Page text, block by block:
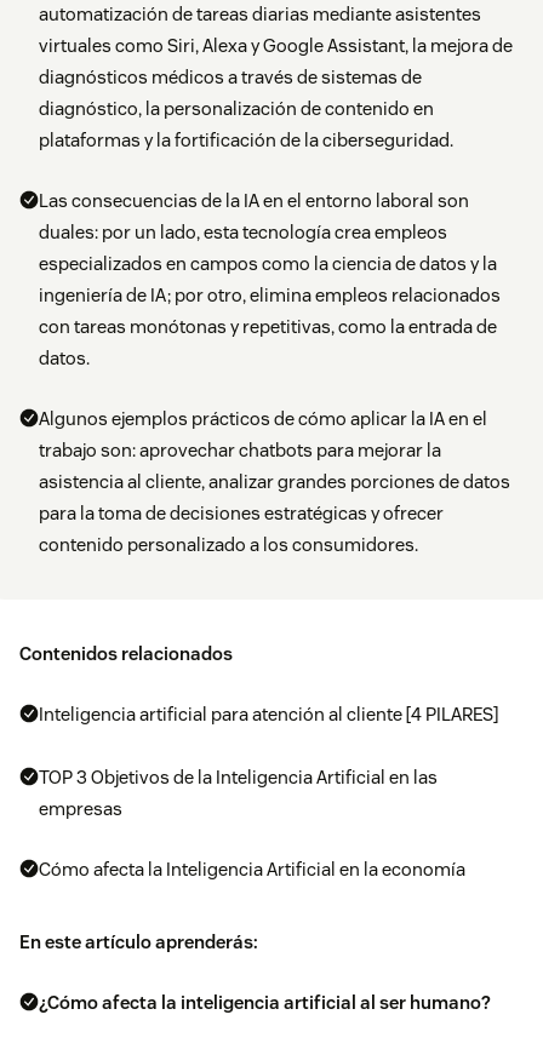
automatización de tareas diarias mediante asistentes
virtuales como Siri, Alexa y Google Assistant, la mejora de
diagnósticos médicos a través de sistemas de
diagnóstico, la personalización de contenido en
plataformas y la fortificación de la ciberseguridad.
Las consecuencias de la IA en el entorno laboral son
duales: por un lado, esta tecnología crea empleos
especializados en campos como la ciencia de datos y la
ingeniería de IA; por otro, elimina empleos relacionados
con tareas monótonas y repetitivas, como la entrada de
datos.
Algunos ejemplos prácticos de cómo aplicar la IA en el
trabajo son: aprovechar chatbots para mejorar la
asistencia al cliente, analizar grandes porciones de datos
para la toma de decisiones estratégicas y ofrecer
contenido personalizado a los consumidores.
Contenidos relacionados
Inteligencia artificial para atención al cliente [4 PILARES]
TOP 3 Objetivos de la Inteligencia Artificial en las
empresas
Cómo afecta la Inteligencia Artificial en la economía
En este artículo aprenderás:
¿Cómo afecta la inteligencia artificial al ser humano?